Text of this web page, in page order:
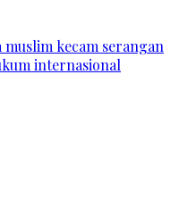
kecam serangan
internasional